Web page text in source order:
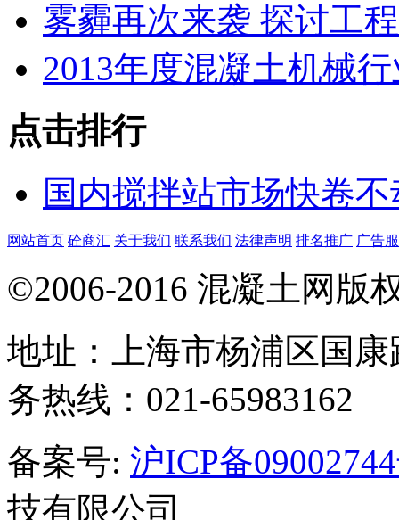
雾霾再次来袭 探讨工
2013年度混凝土机械
点击排行
国内搅拌站市场快卷
网站首页 砼商汇 关于我们 联系我们 法律声明 排名推广 广告
©2006-2016 混凝土网版
地址：上海市杨浦区国
务热线：021-65983162
备案号: 沪ICP备
技有限公司